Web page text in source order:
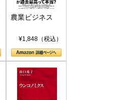
農業ビジネス
¥1,848（税込）